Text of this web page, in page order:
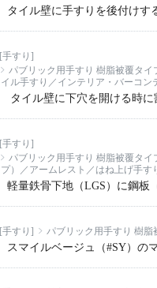
タイル壁に手すりを後付けす
[手すり]
パブリック用手すり 樹脂被覆タ
イル手すり／インテリア・バーコ
タイル壁に下穴を開ける時
[手すり]
パブリック用手すり 樹脂被覆タ
プ）／アームレスト／はね上げ手す
軽量鉄骨下地（LGS）に鋼板
[手すり] パブリック用手すり 樹脂
スマイルベージュ（#SY）の